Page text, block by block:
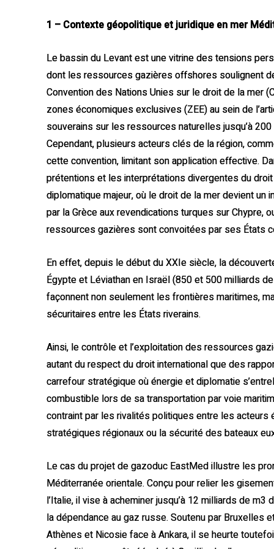
1 – Contexte géopolitique et juridique en mer
Le bassin du Levant est une vitrine des tensions
dont les ressources gazières offshores soulignent
Convention des Nations Unies sur le droit de la mer
zones économiques exclusives (ZEE) au sein de
souverains sur les ressources naturelles jusqu’à
Cependant, plusieurs acteurs clés de la région,
cette convention, limitant son application effective.
prétentions et les interprétations divergentes du
diplomatique majeur, où le droit de la mer devient
par la Grèce aux revendications turques sur Chypre,
ressources gazières sont convoitées par ses États
En effet, depuis le début du XXIe siècle, la
Égypte et Léviathan en Israël (850 et 500 milliards
façonnent non seulement les frontières maritimes,
sécuritaires entre les États riverains.
Ainsi, le contrôle et l’exploitation des ressources
autant du respect du droit international que des
carrefour stratégique où énergie et diplomatie
combustible lors de sa transportation par voie
contraint par les rivalités politiques entre les acteurs
stratégiques régionaux ou la sécurité des bateaux
Le cas du projet de gazoduc EastMed illustre les
Méditerranée orientale. Conçu pour relier les
l’Italie, il vise à acheminer jusqu’à 12 milliards de
la dépendance au gaz russe. Soutenu par Bruxelles
Athènes et Nicosie face à Ankara, il se heurte